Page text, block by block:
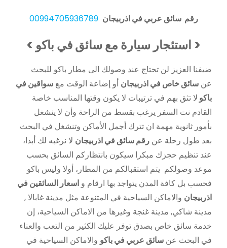
رقم سائق عربي في اذربيجان 00994705936789
< استئجار سيارة مع سائق في باكو >
ضيفنا العزيز لن تحتاج عند وصولك الى مطار باكو للبحث
عن سائق خاص في اذربيجان أو إضاعة الوقت مع سواقين في
باكو لا تثق بهم في ترتيبات لا يكون وقتها المناسب خاصة
القادم نت السفر يرغب بقسط من الراحة وأن لا ينشغل
بأمور ثانوية مهمة ان تترك أجمل الأماكن وتنشغل في البحث
بعد طول رحلة عن رقم سائق في اذربيجان لا نرغبه لك أبدا،
عند تنظيم حجزك مبكرا سيكون بانتظاركم السائق بحسب
موعد وصولكم يتم استقبالكم من المطار، أولا وليس باكو
فحسب بل كافة المدن يتواجد بها ارقام و اسعار السائقين في
اذربيجان والاماكن السياحية في المتنوعة مثل مدينة غابالا ,
مدينة شاكي, مدينة غنجة وغيرها من الاماكن السياحية، إن
خدمة سائق خاص بصدق توفر عليك الكثير من التعب والعناء
في البحث عن سائق عربي في باكو والاماكن السياحية في